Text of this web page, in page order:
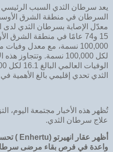
يعد سرطان الثدي السبب الرئيسي
معدّل الإصابة بسرطان الثدي لدى
لكل 100,000 نسمة.
الثدي تحدي إقليمي بالغ الأهمية
تُظهر هذه الأخبار مجتمعة اليوم،
علاج سرطان الثدي.
أظهر عقار انهيرتو (Enhertu
)
واعدة في فرص بقاء مرضى سرطان